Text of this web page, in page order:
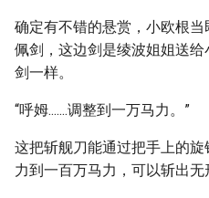
确定有不错的悬赏，小欧根当
佩剑，这边剑是绫波姐姐送
剑一样。
“呼姆.......调整到一万马力。”
这把斩舰刀能通过把手上的
力到一百万马力，可以斩出无